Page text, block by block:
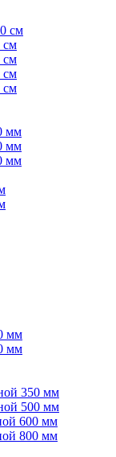
см
см
см
см
см
мм
мм
мм
мм
мм
350 мм
500 мм
600 мм
800 мм